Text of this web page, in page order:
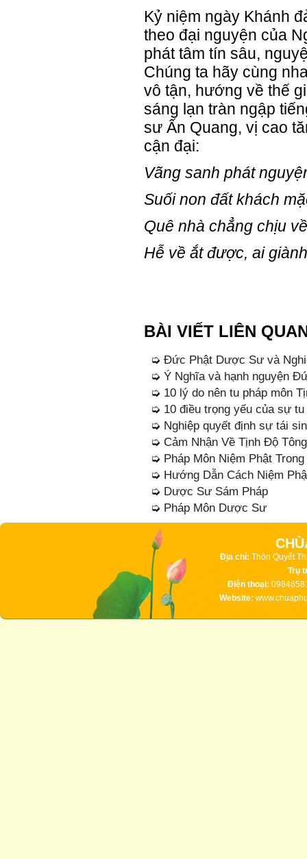
Kỷ niệm ngày Khánh
theo đại nguyện của
phát tâm tín sâu,
Chúng ta hãy cùng
vô tận, hướng về thế
sáng lạn tràn ngập
sư Ấn Quang, vị cao
cận đại:
Vãng sanh phát
Suối non đất khách
Quê nhà chẳng chịu
Hễ về ắt được, ai
BÀI VIẾT LIÊN
➭ Đức Phật Dược Sư và
➭ Ý Nghĩa và hạnh nguyện
➭ 10 lý do nên tu pháp môn
➭ 10 điều trọng yếu của sự tu
➭ Nghiệp quyết định sự tái
➭ Cảm Nhận Về Tịnh Độ Tông
➭ Pháp Môn Niệm Phật
➭ Hướng Dẫn Cách Niệm
➭ Dược Sư Sám Pháp
➭ Pháp Môn Dược Sư
Địa chỉ: Thôn Quyết
Trụ
Điện thoại:
Website: